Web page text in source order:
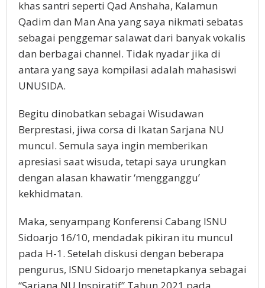
khas santri seperti Qad Anshaha, Kalamun
Qadim dan Man Ana yang saya nikmati sebatas
sebagai penggemar salawat dari banyak vokalis
dan berbagai channel. Tidak nyadar jika di
antara yang saya kompilasi adalah mahasiswi
UNUSIDA.
Begitu dinobatkan sebagai Wisudawan
Berprestasi, jiwa corsa di Ikatan Sarjana NU
muncul. Semula saya ingin memberikan
apresiasi saat wisuda, tetapi saya urungkan
dengan alasan khawatir ‘mengganggu’
kekhidmatan.
Maka, senyampang Konferensi Cabang ISNU
Sidoarjo 16/10, mendadak pikiran itu muncul
pada H-1. Setelah diskusi dengan beberapa
pengurus, ISNU Sidoarjo menetapkanya sebagai
“Sarjana NU Inspiratif” Tahun 2021 pada